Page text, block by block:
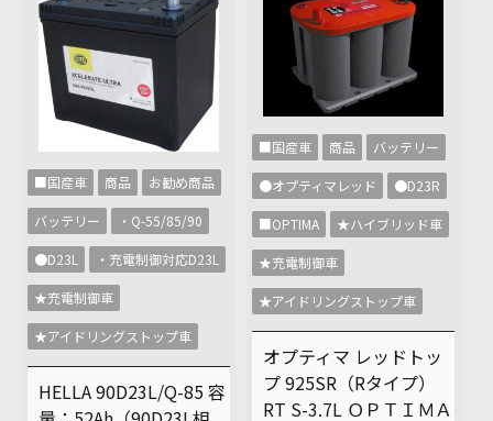
■国産車 商品 お勧め商品
バッテリー ・Q-55/85/90
●D23L ・充電制御対応D23L
★充電制御車
★アイドリングストップ車
HELLA 90D23L/Q-85 容
■国産車 商品 バッテリー
●オプティマレッド ●D23R
■OPTIMA ★ハイブリッド車
★充電制御車
★アイドリングストップ車
オプティマ レッドトッ
プ 925SR（Rタイプ）
RT S-3.7L ＯＰＴＩＭＡ